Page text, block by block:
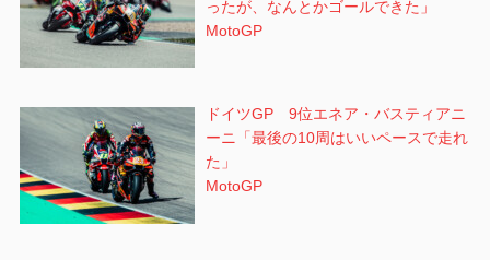
ったが、なんとかゴールできた」
MotoGP
ドイツGP 9位エネア・バスティアニ
ーニ「最後の10周はいいペースで走れ
た」
MotoGP